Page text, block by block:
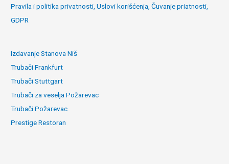
Pravila i politika privatnosti, Uslovi korišćenja, Čuvanje priatnosti,
GDPR
Izdavanje Stanova Niš
Trubači Frankfurt
Trubači Stuttgart
Trubači za veselja Požarevac
Trubači Požarevac
Prestige Restoran